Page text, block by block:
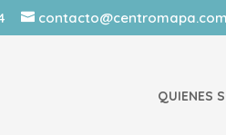
contacto@centromapa.com
QUIENES